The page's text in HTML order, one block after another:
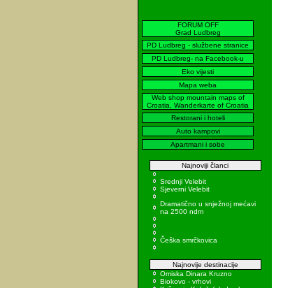
FORUM OFF
Grad Ludbreg
PD Ludbreg - službene stranice
PD Ludbreg- na Facebook-u
Eko vijesti
Mapa weba
Web shop mountain maps of
Croatia, Wanderkarte of Croatia
Restorani i hoteli
Auto kampovi
Apartmani i sobe
Najnoviji članci
Srednji Velebit
Sjeverni Velebit
Dramatično u snježnoj mećavi
na 2500 ndm
Češka smrčkovica
Najnovije destinacije
Omiska Dinara Kruzno
Biokovo - vrhovi